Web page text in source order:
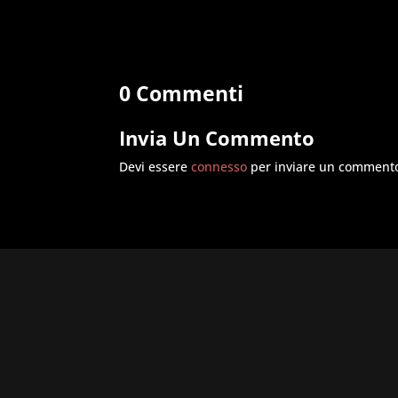
0 Commenti
Invia Un Commento
Devi essereconnesso per inviare un